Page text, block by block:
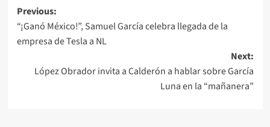
Post
navigation
Previous:
“¡Ganó México!”, Samuel García celebra llegada de la
empresa de Tesla a NL
Next:
López Obrador invita a Calderón a hablar sobre García
Luna en la “mañanera”